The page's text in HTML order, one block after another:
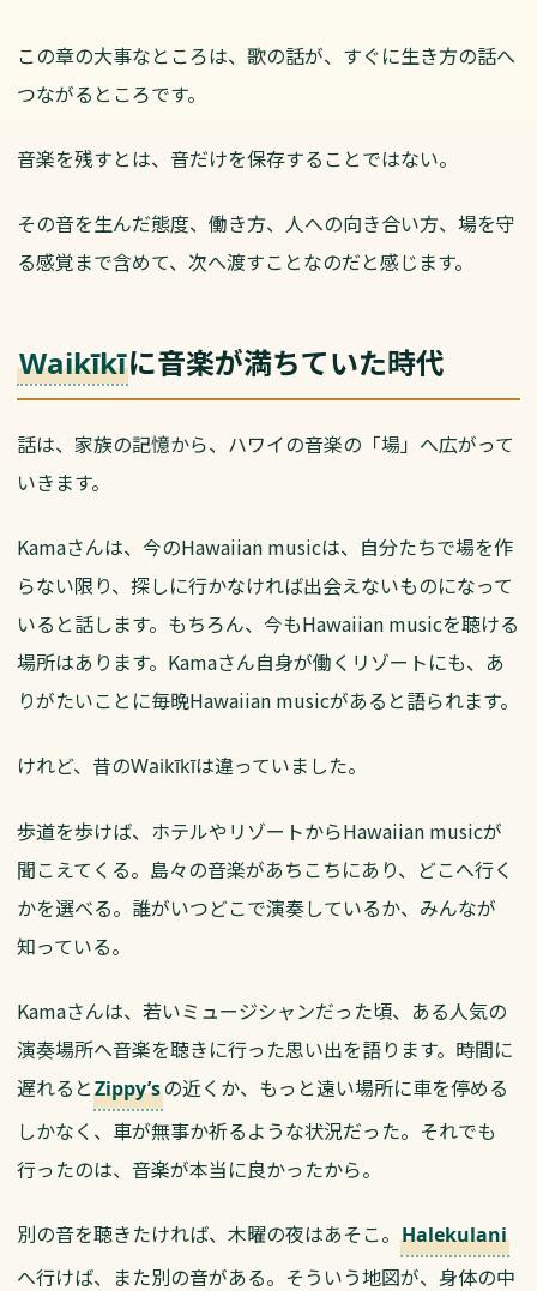
この章の大事なところは、歌の話が、すぐに生き方の話へ
つながるところです。
音楽を残すとは、音だけを保存することではない。
その音を生んだ態度、働き方、人への向き合い方、場を守
る感覚まで含めて、次へ渡すことなのだと感じます。
Waikīkīに音楽が満ちていた時代
話は、家族の記憶から、ハワイの音楽の「場」へ広がって
いきます。
Kamaさんは、今のHawaiian musicは、自分たちで場を作
らない限り、探しに行かなければ出会えないものになって
いると話します。もちろん、今もHawaiian musicを聴ける
場所はあります。Kamaさん自身が働くリゾートにも、あ
りがたいことに毎晩Hawaiian musicがあると語られます。
けれど、昔のWaikīkīは違っていました。
歩道を歩けば、ホテルやリゾートからHawaiian musicが
聞こえてくる。島々の音楽があちこちにあり、どこへ行く
かを選べる。誰がいつどこで演奏しているか、みんなが
知っている。
Kamaさんは、若いミュージシャンだった頃、ある人気の
演奏場所へ音楽を聴きに行った思い出を語ります。時間に
遅れるとZippy’sの近くか、もっと遠い場所に車を停める
しかなく、車が無事か祈るような状況だった。それでも
行ったのは、音楽が本当に良かったから。
別の音を聴きたければ、木曜の夜はあそこ。 Halekulani
へ行けば、また別の音がある。そういう地図が、身体の中